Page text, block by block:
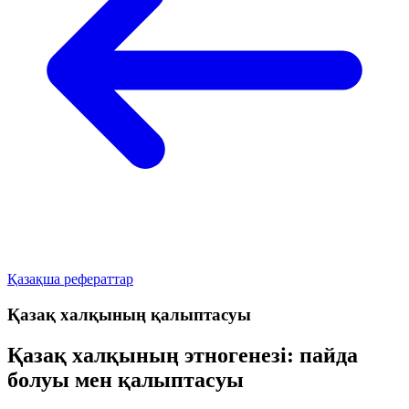
Қазақша рефераттар
Қазақ халқының қалыптасуы
Қазақ халқының этногенезі: пайда
болуы мен қалыптасуы